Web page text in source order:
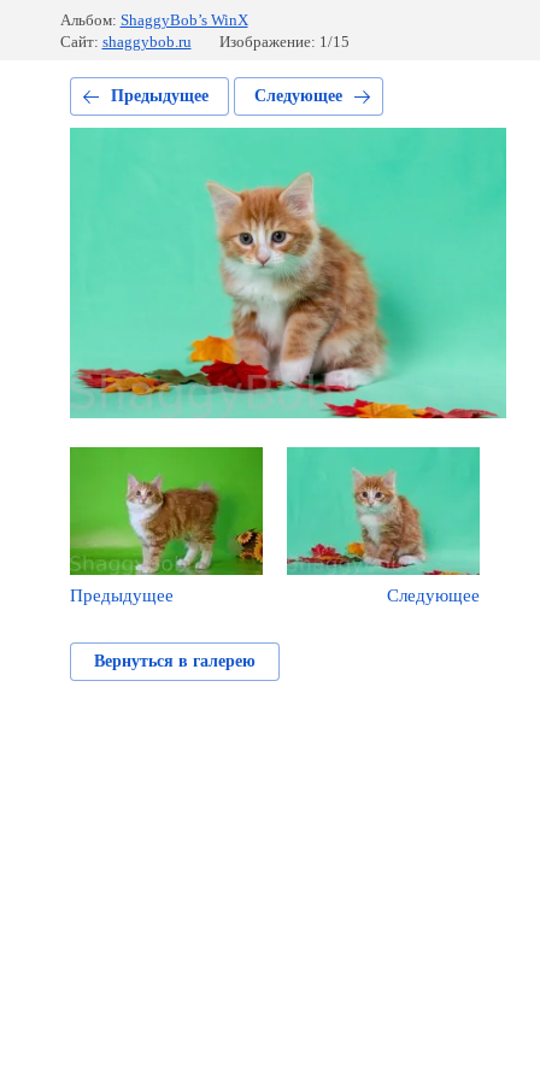
Альбом: ShaggyBob’s WinX
Сайт: shaggybob.ru Изображение: 1/15
Предыдущее Следующее
Предыдущее Следующее
Вернуться в галерею